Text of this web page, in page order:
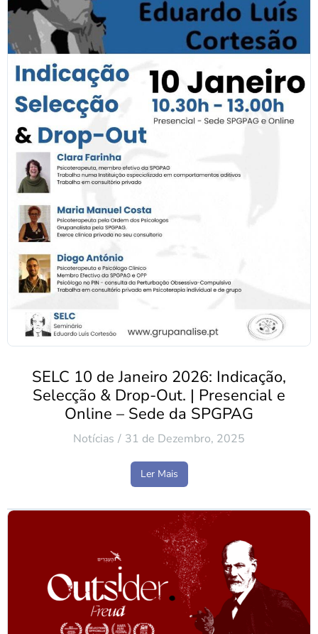
SELC 10 de Janeiro 2026: Indicação,
Selecção & Drop-Out. | Presencial e
Online – Sede da SPGPAG
Notícias 31 de Dezembro, 2025
Ler Mais